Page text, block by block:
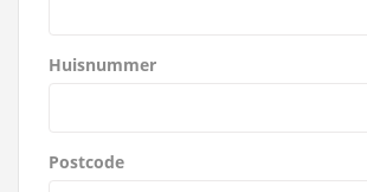
Huisnummer
Postcode